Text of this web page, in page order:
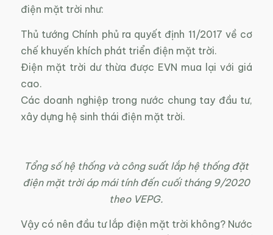
điện mặt trời như:
Thủ tướng Chính phủ ra quyết định 11/2017 về cơ
chế khuyến khích phát triển điện mặt trời.
Điện mặt trời dư thừa được EVN mua lại với giá
cao.
Các doanh nghiệp trong nước chung tay đầu tư,
xây dựng hệ sinh thái điện mặt trời.
Tổng số hệ thống và công suất lắp hệ thống đặt
điện mặt trời áp mái tính đến cuối tháng 9/2020
theo VEPG.
Vậy có nên đầu tư lắp điện mặt trời không? Nước